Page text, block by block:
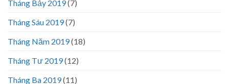
Tháng Bảy 2019(7)
Tháng Sáu 2019(7)
Tháng Năm 2019(18)
Tháng Tư 2019(12)
Tháng Ba 2019(11)